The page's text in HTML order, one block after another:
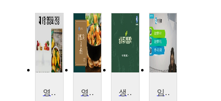
영양학 영양교육및상담 생애주기영양학 임상영양학